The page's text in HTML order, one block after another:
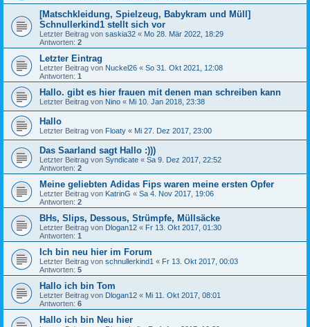
[Matschkleidung, Spielzeug, Babykram und Müll]
Schnullerkind1 stellt sich vor
Letzter Beitrag von saskia32 « Mo 28. Mär 2022, 18:29
Antworten: 2
Letzter Eintrag
Letzter Beitrag von Nuckel26 « So 31. Okt 2021, 12:08
Antworten: 1
Hallo. gibt es hier frauen mit denen man schreiben kann
Letzter Beitrag von Nino « Mi 10. Jan 2018, 23:38
Hallo
Letzter Beitrag von Floaty « Mi 27. Dez 2017, 23:00
Das Saarland sagt Hallo :)))
Letzter Beitrag von Syndicate « Sa 9. Dez 2017, 22:52
Antworten: 2
Meine geliebten Adidas Fips waren meine ersten Opfer
Letzter Beitrag von KatrinG « Sa 4. Nov 2017, 19:06
Antworten: 2
BHs, Slips, Dessous, Strümpfe, Müllsäcke
Letzter Beitrag von Dlogan12 « Fr 13. Okt 2017, 01:30
Antworten: 1
Ich bin neu hier im Forum
Letzter Beitrag von schnullerkind1 « Fr 13. Okt 2017, 00:03
Antworten: 5
Hallo ich bin Tom
Letzter Beitrag von Dlogan12 « Mi 11. Okt 2017, 08:01
Antworten: 6
Hallo ich bin Neu hier